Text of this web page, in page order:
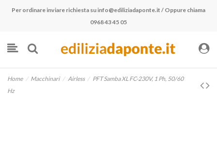
Per ordinare inviare richiesta su info@ediliziadaponte.it / Oppure chiama
0968 43 45 05
Home Macchinari Airless
PFT Samba XL FC-230V, 1 Ph, 50/60
Hz